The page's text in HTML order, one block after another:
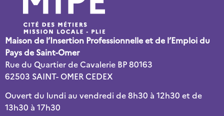
Maison de l’Insertion Professionnelle et de l’Emploi du
Pays de Saint-Omer
Rue du Quartier de Cavalerie BP 80163
62503 SAINT- OMER CEDEX
Ouvert du lundi au vendredi de 8h30 à 12h30 et de
13h30 à 17h30